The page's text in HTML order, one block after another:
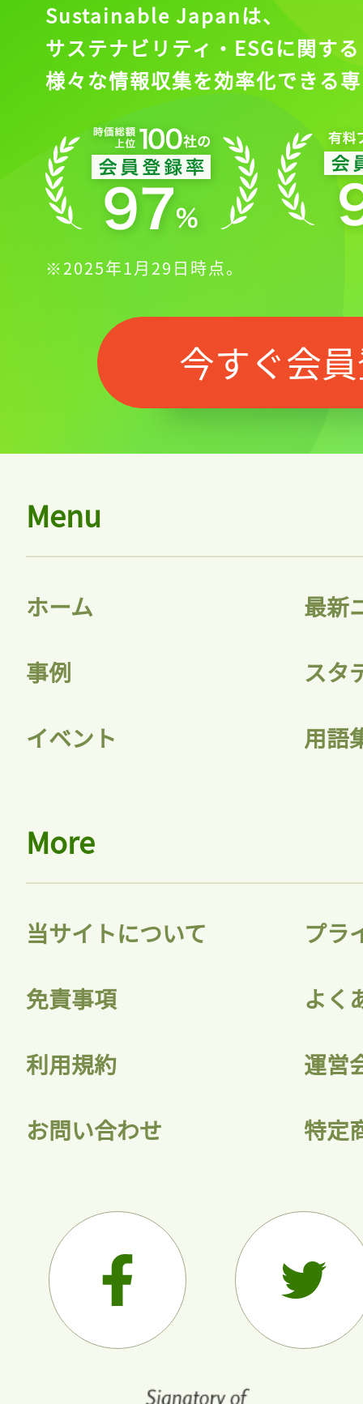
Sustainable Japanは、
サステナビリティ・ESGに関する
様々な情報収集を効率化できる
※2025年1月29日時点。
今すぐ会
Menu
ホーム 最新
事例 スタ
イベント 用語
More
当サイトについて プラ
免責事項 よく
利用規約 運営
お問い合わせ 特定